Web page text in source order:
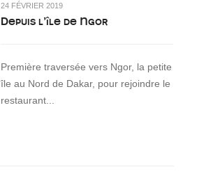
24 FÉVRIER 2019
Depuis l’île de Ngor
Première traversée vers Ngor, la petite
île au Nord de Dakar, pour rejoindre le
restaurant...